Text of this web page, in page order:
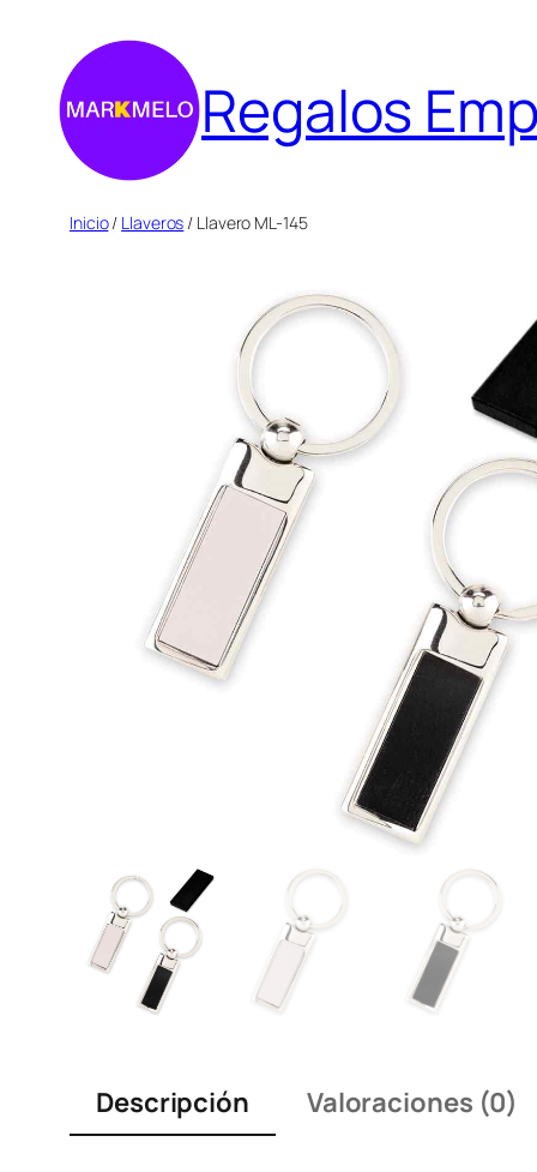
contenido
Regalos
Inicio/ Llaveros / Llavero ML-145
Descripción Valoraciones (0)